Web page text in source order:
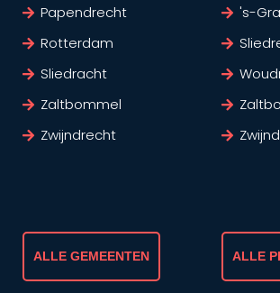
Papendrecht
Rotterdam
Sliedracht
Zaltbommel
Zwijndrecht
ALLE GEMEENTEN
's-
ALLE